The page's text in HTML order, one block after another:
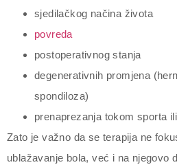
sjedilačkog načina života
povreda
postoperativnog stanja
degenerativnih promjena
spondiloza)
prenaprezanja tokom sporta
Zato je važno da se terapija ne
ublažavanje bola, već i na njegovo